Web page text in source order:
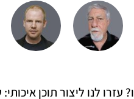
עזרו לנו ליצור תוכן